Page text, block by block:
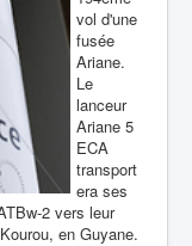
vol d'une
fusée
Ariane.
Le
lanceur
Ariane 5
ECA
transport
era ses
2 vers leur
en Guyane.